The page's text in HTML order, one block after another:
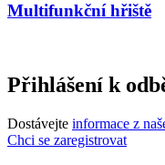
Multifunkční hřiště
Přihlášení k
Dostávejte informace z
Chci se zaregistrovat